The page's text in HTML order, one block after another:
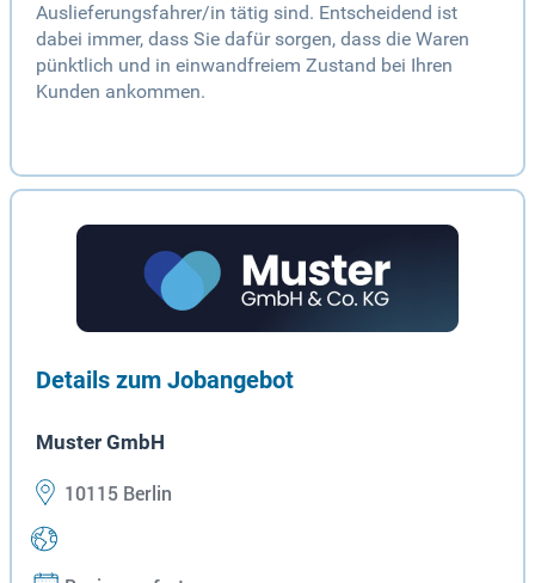
Auslieferungsfahrer/in tätig sind. Entscheidend ist
dabei immer, dass Sie dafür sorgen, dass die Waren
pünktlich und in einwandfreiem Zustand bei Ihren
Kunden ankommen.
Details zum Jobangebot
Muster GmbH
10115 Berlin